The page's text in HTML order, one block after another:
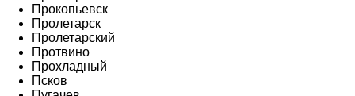
Прокопьевск
Пролетарск
Пролетарский
Протвино
Прохладный
Псков